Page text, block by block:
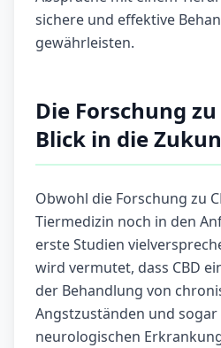
sichere und effektive
gewährleisten.
Die Forschung zu
Blick in die
Obwohl die Forschung zu
Tiermedizin noch in den
erste Studien
wird vermutet, dass CBD
der Behandlung von
Angstzuständen und sogar
neurologischen